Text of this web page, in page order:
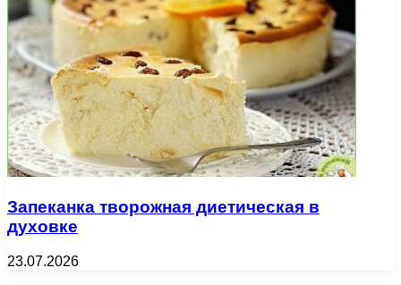
Запеканка творожная диетическая в
духовке
23.07.2026